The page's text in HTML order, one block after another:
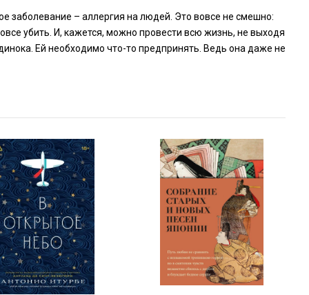
заболевание – аллергия на людей. Это вовсе не смешно:
убить. И, кажется, можно провести всю жизнь, не выходя
Ей необходимо что-то предпринять. Ведь она даже не